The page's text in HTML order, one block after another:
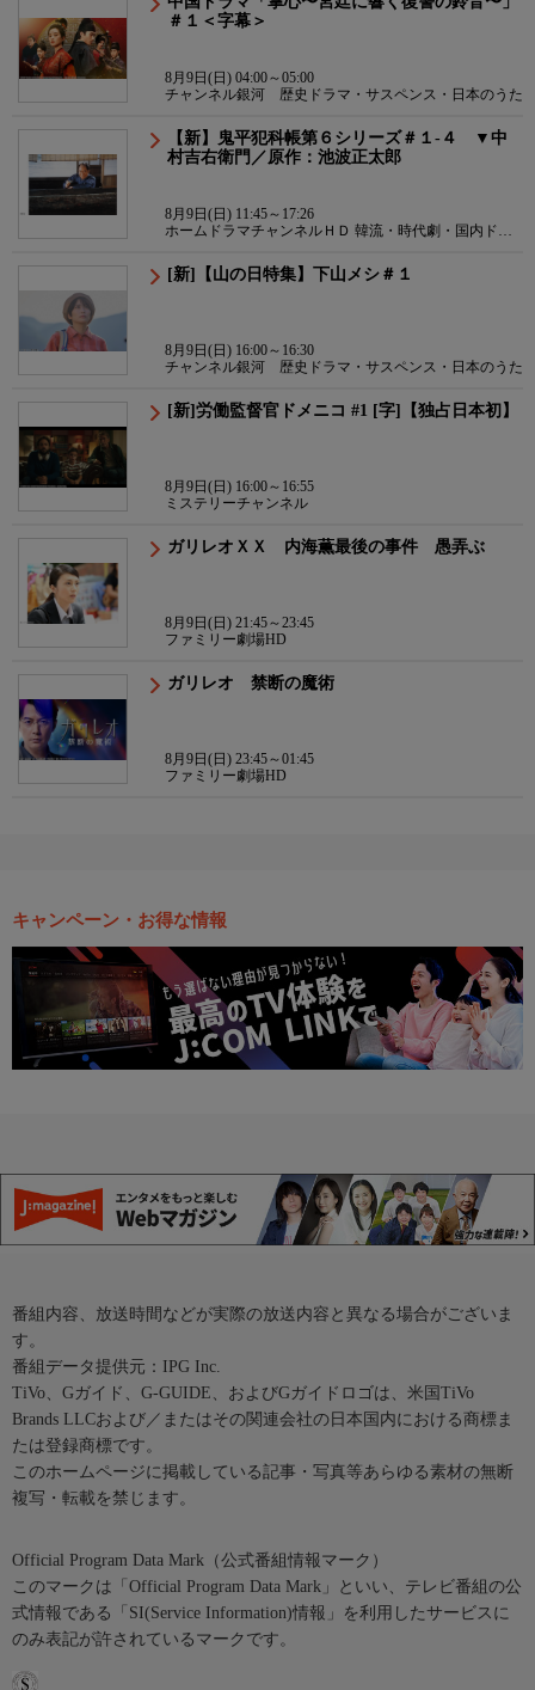
＃１＜字幕＞
8月9日(日) 04:00～05:00
チャンネル銀河 歴史ドラマ・サスペンス・日本のうた
【新】鬼平犯科帳第６シリーズ＃１-４ ▼中
村吉右衛門／原作：池波正太郎
8月9日(日) 11:45～17:26
ホームドラマチャンネルＨＤ 韓流・時代劇・国内ドラ
[新]【山の日特集】下山メシ＃１
8月9日(日) 16:00～16:30
チャンネル銀河 歴史ドラマ・サスペンス・日本のうた
[新]労働監督官ドメニコ #1 [字]【独占日本初】
8月9日(日) 16:00～16:55
ミステリーチャンネル
ガリレオＸＸ 内海薫最後の事件 愚弄ぶ
8月9日(日) 21:45～23:45
ファミリー劇場HD
ガリレオ 禁断の魔術
8月9日(日) 23:45～01:45
ファミリー劇場HD
キャンペーン・お得な情報
番組内容、放送時間などが実際の放送内容と異なる場合がございま
す。
番組データ提供元：IPG Inc.
TiVo、Gガイド、G-GUIDE、およびGガイドロゴは、米国TiVo
Brands LLCおよび／またはその関連会社の日本国内における商標ま
たは登録商標です。
このホームページに掲載している記事・写真等あらゆる素材の無断
複写・転載を禁じます。
Official Program Data Mark（公式番組情報マーク）
このマークは「Official Program Data Mark」といい、テレビ番組の公
式情報である「SI(Service Information)情報」を利用したサービスに
のみ表記が許されているマークです。